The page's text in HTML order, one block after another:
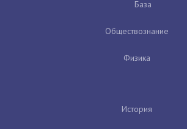
База
Обществознание
Физика
История